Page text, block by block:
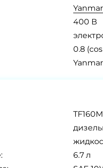
400 В
0.8
TF160M
6.7 л